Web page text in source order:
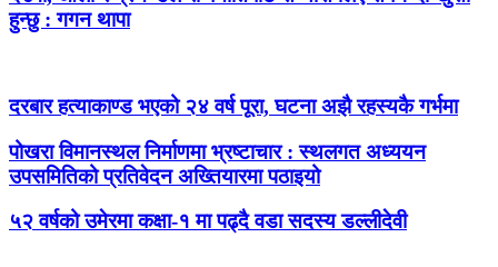
हुन्छु : गगन थापा
दरबार हत्याकाण्ड भएको २४ वर्ष पूरा, घटना अझै रहस्यकै गर्भमा
पोखरा विमानस्थल निर्माणमा भ्रष्टाचार : स्थलगत अध्ययन
उपसमितिको प्रतिवेदन अख्तियारमा पठाइयो
५२ वर्षको उमेरमा कक्षा-१ मा पढ्दै वडा सदस्य डल्लीदेवी